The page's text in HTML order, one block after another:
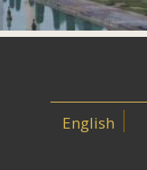
English